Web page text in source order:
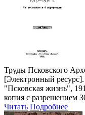
Труды Псковского
[Электронный
"Псковская жизнь",
копия с разрешением
Читать Подробнее